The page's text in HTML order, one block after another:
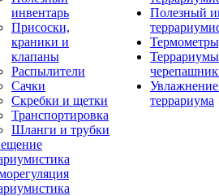
инвентарь
Присоски,
краники и
клапаны
Распылители
Сачки
Скребки и щетки
Транспортировка
Шланги и трубки
Полезный
террариума